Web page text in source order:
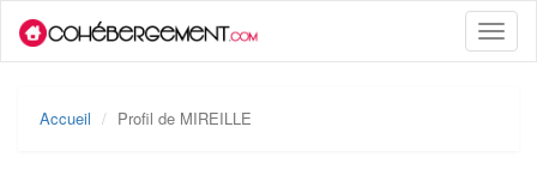
Toggle
Accueil Profil de MIREILLE